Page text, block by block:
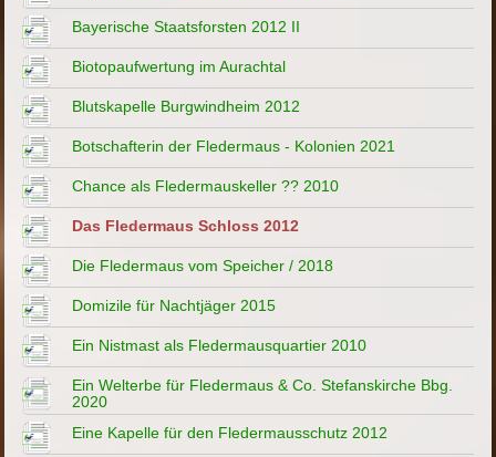
Bayerische Staatsforsten 2012 II
Biotopaufwertung im Aurachtal
Blutskapelle Burgwindheim 2012
Botschafterin der Fledermaus - Kolonien 2021
Chance als Fledermauskeller ?? 2010
Das Fledermaus Schloss 2012
Die Fledermaus vom Speicher / 2018
Domizile für Nachtjäger 2015
Ein Nistmast als Fledermausquartier 2010
Ein Welterbe für Fledermaus & Co. Stefanskirche Bbg.
2020
Eine Kapelle für den Fledermausschutz 2012